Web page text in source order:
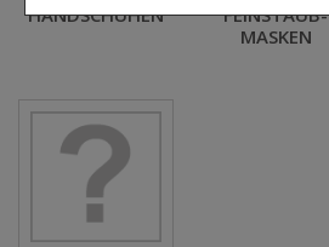
HANDSCHUHEN
FEINSTAUB-
MASKEN